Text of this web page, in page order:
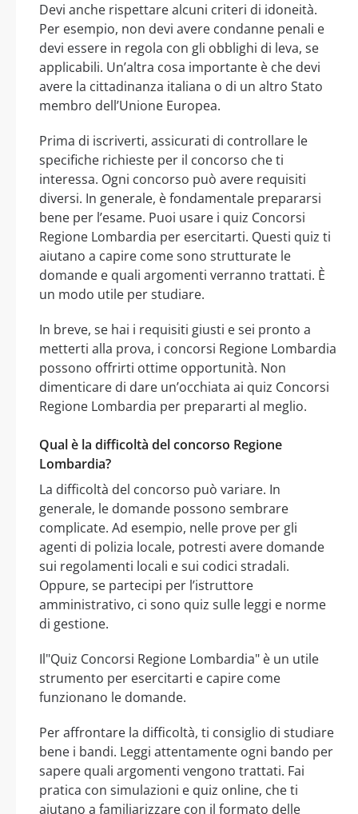
Devi anche rispettare alcuni criteri di idoneità.
Per esempio, non devi avere condanne penali e
devi essere in regola con gli obblighi di leva, se
applicabili. Un’altra cosa importante è che devi
avere la cittadinanza italiana o di un altro Stato
membro dell’Unione Europea.
Prima di iscriverti, assicurati di controllare le
specifiche richieste per il concorso che ti
interessa. Ogni concorso può avere requisiti
diversi. In generale, è fondamentale prepararsi
bene per l’esame. Puoi usare i quiz Concorsi
Regione Lombardia per esercitarti. Questi quiz ti
aiutano a capire come sono strutturate le
domande e quali argomenti verranno trattati. È
un modo utile per studiare.
In breve, se hai i requisiti giusti e sei pronto a
metterti alla prova, i concorsi Regione Lombardia
possono offrirti ottime opportunità. Non
dimenticare di dare un’occhiata ai quiz Concorsi
Regione Lombardia per prepararti al meglio.
Qual è la difficoltà del concorso Regione
Lombardia?
La difficoltà del concorso può variare. In
generale, le domande possono sembrare
complicate. Ad esempio, nelle prove per gli
agenti di polizia locale, potresti avere domande
sui regolamenti locali e sui codici stradali.
Oppure, se partecipi per l’istruttore
amministrativo, ci sono quiz sulle leggi e norme
di gestione.
Il"Quiz Concorsi Regione Lombardia" è un utile
strumento per esercitarti e capire come
funzionano le domande.
Per affrontare la difficoltà, ti consiglio di studiare
bene i bandi. Leggi attentamente ogni bando per
sapere quali argomenti vengono trattati. Fai
pratica con simulazioni e quiz online, che ti
aiutano a familiarizzare con il formato delle